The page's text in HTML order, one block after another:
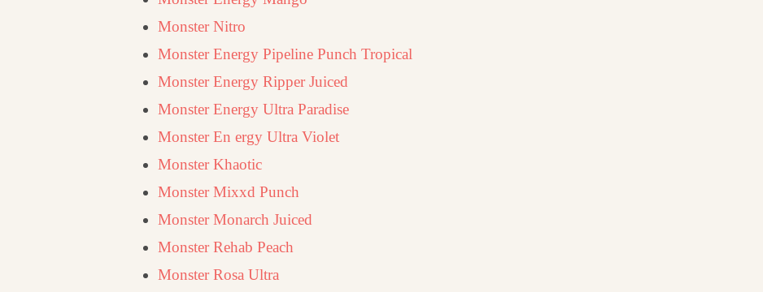
Monster Nitro
Monster Energy Pipeline Punch Tropical
Monster Energy Ripper Juiced
Monster Energy Ultra Paradise
Monster En ergy Ultra Violet
Monster Khaotic
Monster Mixxd Punch
Monster Monarch Juiced
Monster Rehab Peach
Monster Rosa Ultra